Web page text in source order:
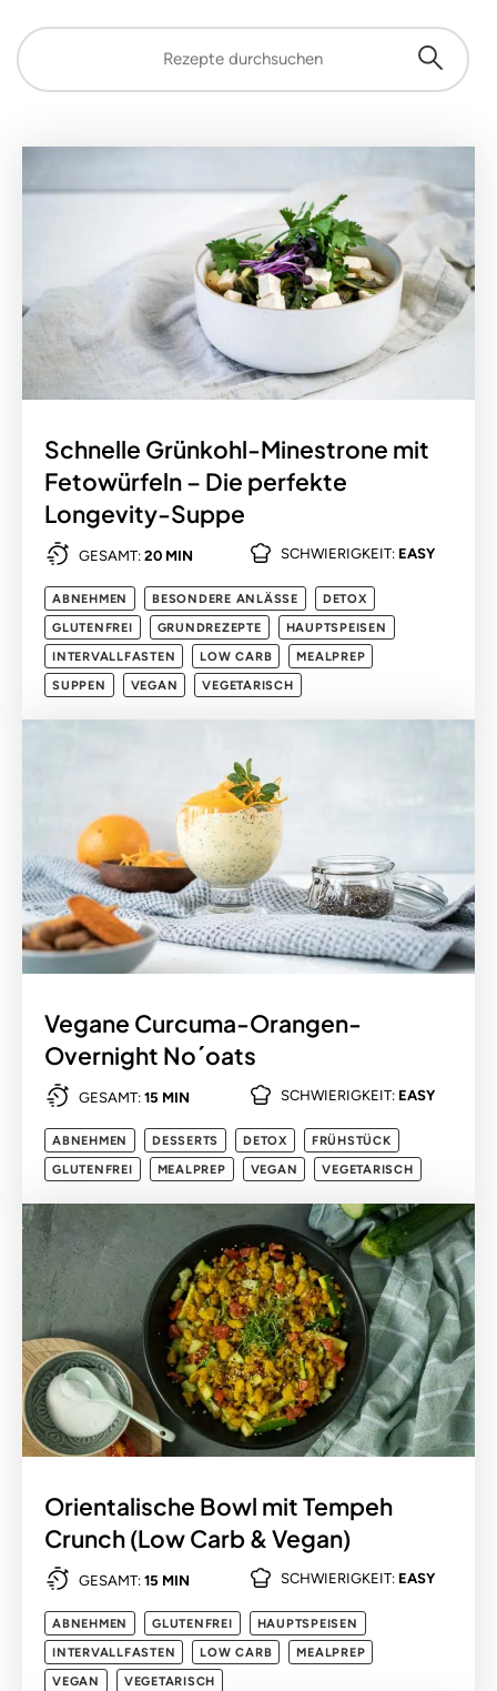
Schnelle Grünkohl-Minestrone mit
Fetowürfeln – Die perfekte
Longevity-Suppe
GESAMT: 20 MIN SCHWIERIGKEIT: EASY
ABNEHMEN BESONDERE ANLÄSSE
DETOX
GLUTENFREI
GRUNDREZEPTE
HAUPTSPEISEN
INTERVALLFASTEN
LOW CARB
MEALPREP
SUPPEN
VEGAN VEGETARISCH
Vegane Curcuma-Orangen-
Overnight No´oats
GESAMT: 15 MIN SCHWIERIGKEIT: EASY
ABNEHMEN DESSERTS DETOX
FRÜHSTÜCK
GLUTENFREI
MEALPREP VEGAN VEGETARISCH
Orientalische Bowl mit Tempeh
Crunch (Low Carb & Vegan)
GESAMT: 15 MIN SCHWIERIGKEIT: EASY
ABNEHMEN GLUTENFREI
HAUPTSPEISEN
INTERVALLFASTEN
LOW CARB
MEALPREP
VEGAN
VEGETARISCH